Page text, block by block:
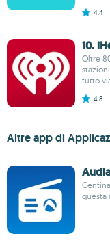
4.4
10.
Oltre
tutto
4.8
Altre app di
questa